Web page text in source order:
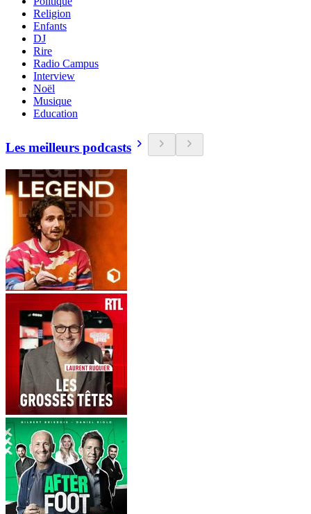
Religion
Enfants
DJ
Rire
Radio Campus
Interview
Noël
Musique
Education
Les meilleurs podcasts